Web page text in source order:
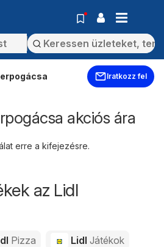
Iratkozz fel
akciós ára
erre a kifejezésre.
az Lidl
Pizza LidlJátékok